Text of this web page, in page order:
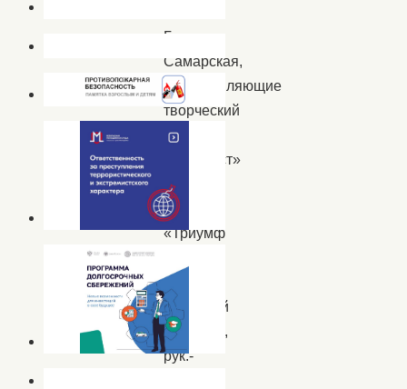
Галина
Самарская,
представляющие
творческий
дуэт
«Контраст»
(студия
вокала
«Триумф
Центра
народной
культуры,
рук.-